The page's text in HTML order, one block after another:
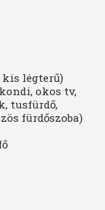
kis légterű)
okos tv,
tusfürdő,
fürdőszoba)